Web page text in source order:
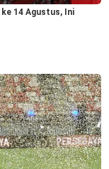
14 Agustus, Ini